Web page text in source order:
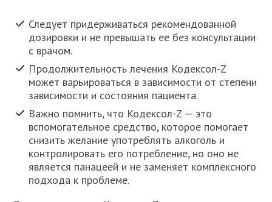
Следует придерживаться рекомендованной
дозировки и не превышать ее без консультации
с врачом.
Продолжительность лечения Кодексол-Z
может варьироваться в зависимости от степени
зависимости и состояния пациента.
Важно помнить, что Кодексол-Z — это
вспомогательное средство, которое помогает
снизить желание употреблять алкоголь и
контролировать его потребление, но оно не
является панацеей и не заменяет комплексного
подхода к проблеме.